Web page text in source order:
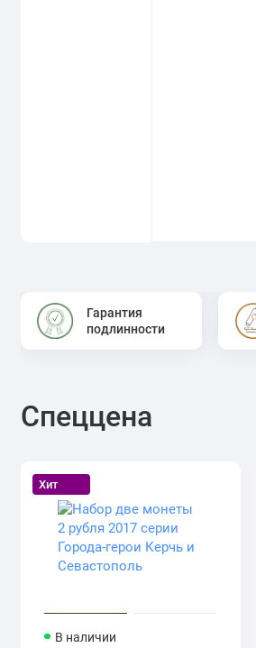
Гарантия
подлинности
Спеццена
Хит
В наличии